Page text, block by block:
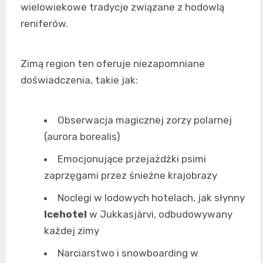
wielowiekowe tradycje związane z hodowlą
reniferów.
Zimą region ten oferuje niezapomniane
doświadczenia, takie jak:
Obserwacja magicznej zorzy polarnej
(aurora borealis)
Emocjonujące przejażdżki psimi
zaprzęgami przez śnieżne krajobrazy
Noclegi w lodowych hotelach, jak słynny
Icehotel w Jukkasjärvi, odbudowywany
każdej zimy
Narciarstwo i snowboarding w